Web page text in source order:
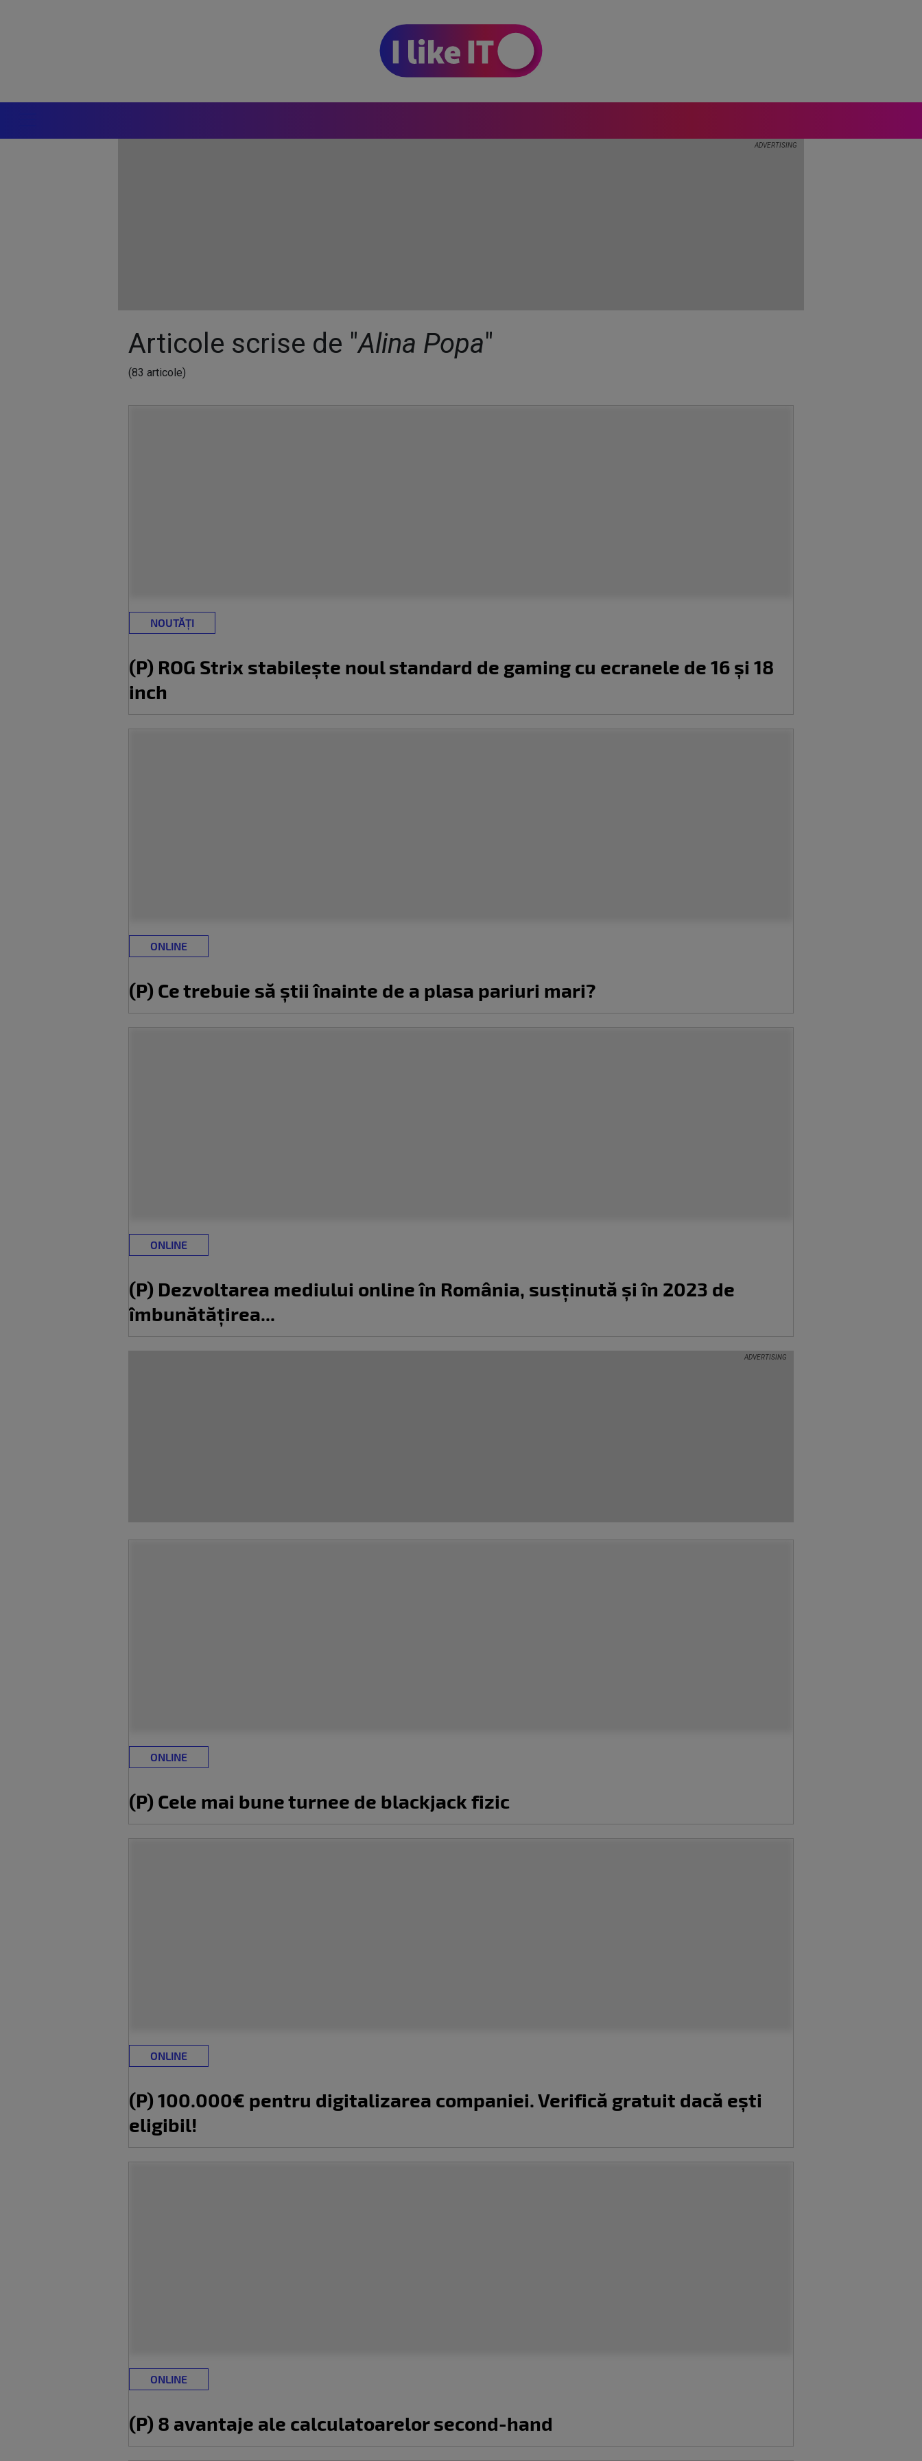
Articole scrise de "Alina Popa"
(83 articole)
NOUTĂȚI
(P) ROG Strix stabilește noul standard de gaming cu ecranele de 16 și 18
inch
ONLINE
(P) Ce trebuie să știi înainte de a plasa pariuri mari?
ONLINE
(P) Dezvoltarea mediului online în România, susținută și în 2023 de
îmbunătățirea...
ONLINE
(P) Cele mai bune turnee de blackjack fizic
ONLINE
(P) 100.000€ pentru digitalizarea companiei. Verifică gratuit dacă ești
eligibil!
ONLINE
(P) 8 avantaje ale calculatoarelor second-hand